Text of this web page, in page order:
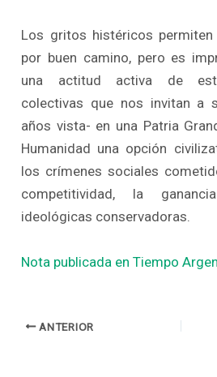
Los gritos histéricos
por buen camino, pero es
una actitud activa de
colectivas que nos invitan a
años vista- en una Patria
Humanidad una opción
los crímenes sociales
competitividad, la
ideológicas conservadoras.
Nota publicada en Tiempo
ANTERIOR